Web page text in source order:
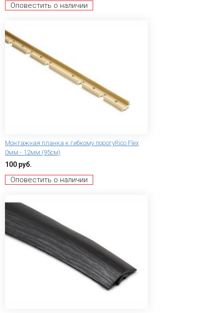
Оповестить о наличии
Монтажная планка к гибкому порогуRico Flex
0мм - 12мм (95см)
100 руб.
Оповестить о наличии